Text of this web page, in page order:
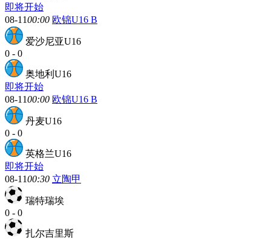
即将开始
08-1100:00 欧锦U16 B
爱沙尼亚U16
0 - 0
奥地利U16
即将开始
08-1100:00 欧锦U16 B
丹麦U16
0 - 0
英格兰U16
即将开始
08-1100:30 立陶甲
瑞特瑞埃
0 - 0
扎尔吉里斯